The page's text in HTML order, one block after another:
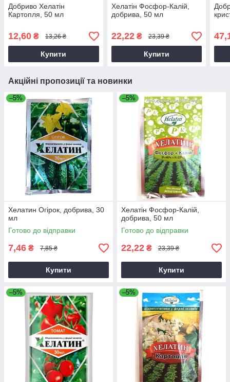
Добриво Хелатін
Картопля, 50 мл
12,60 ₴ 13,26 ₴
Купити
Хелатін Фосфор-Калій,
добрива, 50 мл
22,22₴ 23,39 ₴
Купити
Акційні пропозиції та новинки
–5%
Хелатин Огірок, добрива, 30
мл
Готово до відправки
7,46 ₴ 7,85 ₴
Купити
–5%
Хелатін Фосфор-Калій,
добрива, 50 мл
Готово до відправки
22,22 ₴ 23,39 ₴
Купити
–5% –5%